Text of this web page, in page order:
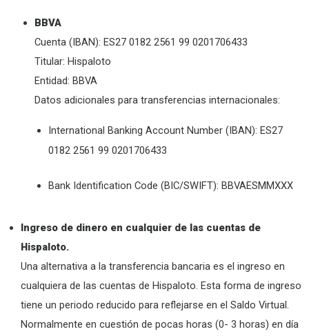
BBVA
Cuenta (IBAN): ES27 0182 2561 99 0201706433
Titular: Hispaloto
Entidad: BBVA
Datos adicionales para transferencias internacionales:
International Banking Account Number (IBAN): ES27
0182 2561 99 0201706433
Bank Identification Code (BIC/SWIFT): BBVAESMMXXX
Ingreso de dinero en cualquier de las cuentas de
Hispaloto.
Una alternativa a la transferencia bancaria es el ingreso en
cualquiera de las cuentas de Hispaloto. Esta forma de ingreso
tiene un periodo reducido para reflejarse en el Saldo Virtual.
Normalmente en cuestión de pocas horas (0- 3 horas) en día